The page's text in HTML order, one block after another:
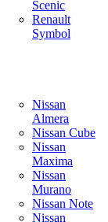
Scenic
Renault
Symbol
Nissan
Almera
Nissan Cube
Nissan
Maxima
Nissan
Murano
Nissan Note
Nissan